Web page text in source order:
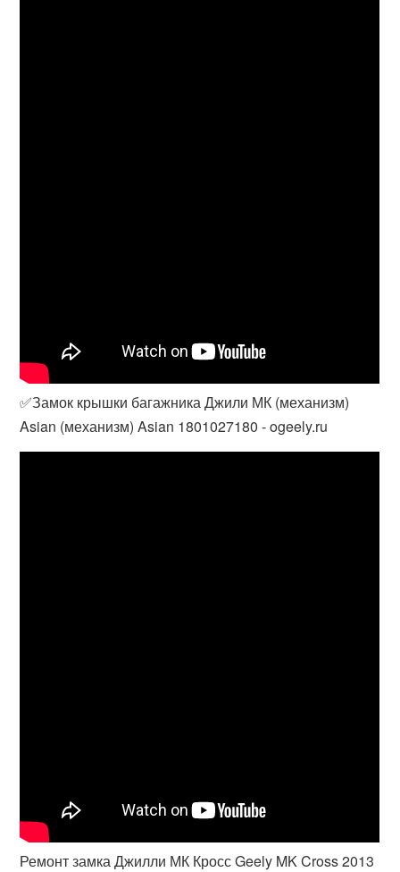
✅Замок крышки багажника Джили МК (механизм)
Asian (механизм) Asian 1801027180 - ogeely.ru
Ремонт замка Джилли МК Кросс Geely MK Cross 2013